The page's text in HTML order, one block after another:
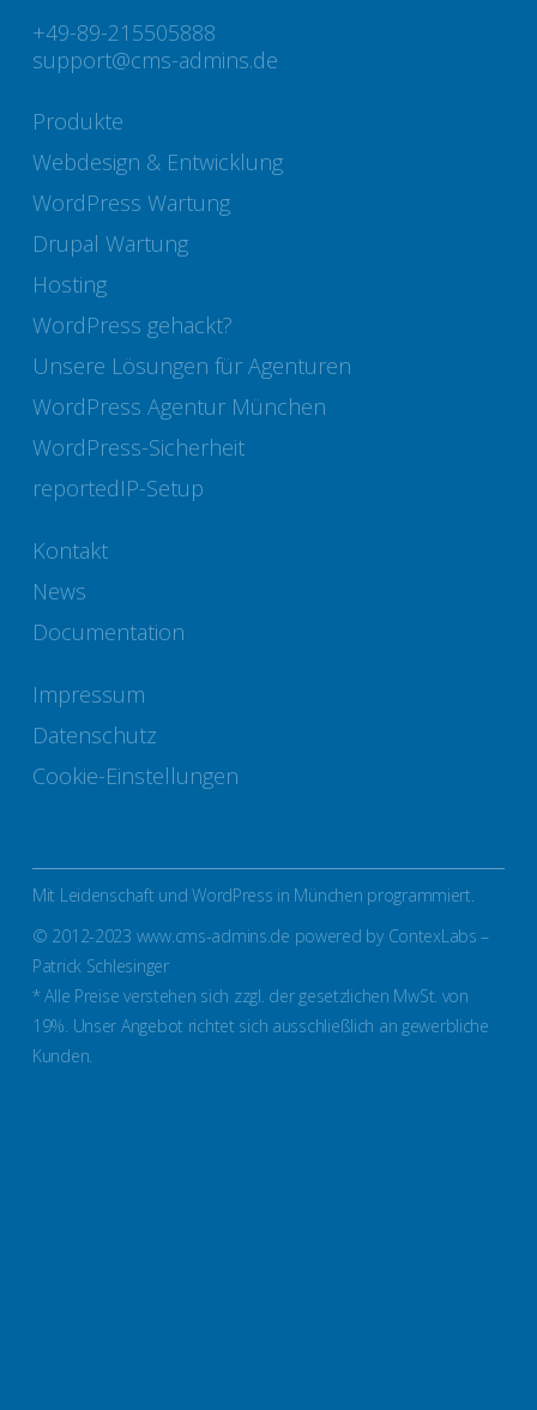
+49-89-215505888
support@cms-admins.de
Produkte
Webdesign & Entwicklung
WordPress Wartung
Drupal Wartung
Hosting
WordPress gehackt?
Unsere Lösungen für Agenturen
WordPress Agentur München
WordPress-Sicherheit
reportedIP-Setup
Kontakt
News
Documentation
Impressum
Datenschutz
Cookie-Einstellungen
Mit Leidenschaft und WordPress in München programmiert.
© 2012-2023 www.cms-admins.de powered by ContexLabs –
Patrick Schlesinger
* Alle Preise verstehen sich zzgl. der gesetzlichen MwSt. von
19%. Unser Angebot richtet sich ausschließlich an gewerbliche
Kunden.